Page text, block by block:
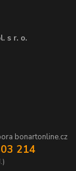
s r. o.
bonartonline.cz
214